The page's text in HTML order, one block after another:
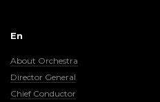
En
About Orchestra
Director General
Chief Conductor